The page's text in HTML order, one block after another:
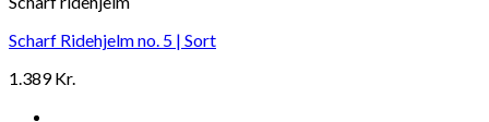
Scharf Ridehjelm no. 5 | Sort
1.389Kr.